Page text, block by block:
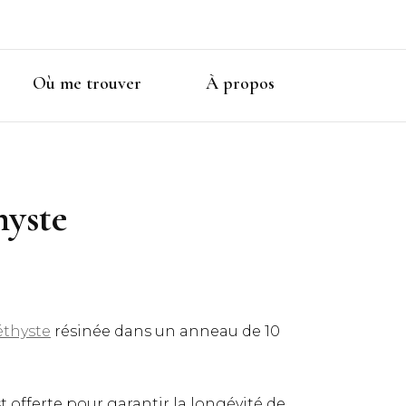
Où me trouver À propos
résinée dans un anneau de 10